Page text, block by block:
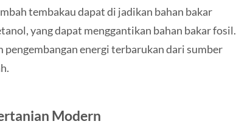
tembakau dapat di jadikan bahan bakar
yang dapat menggantikan bahan bakar fosil.
pengembangan energi terbarukan dari sumber
Modern